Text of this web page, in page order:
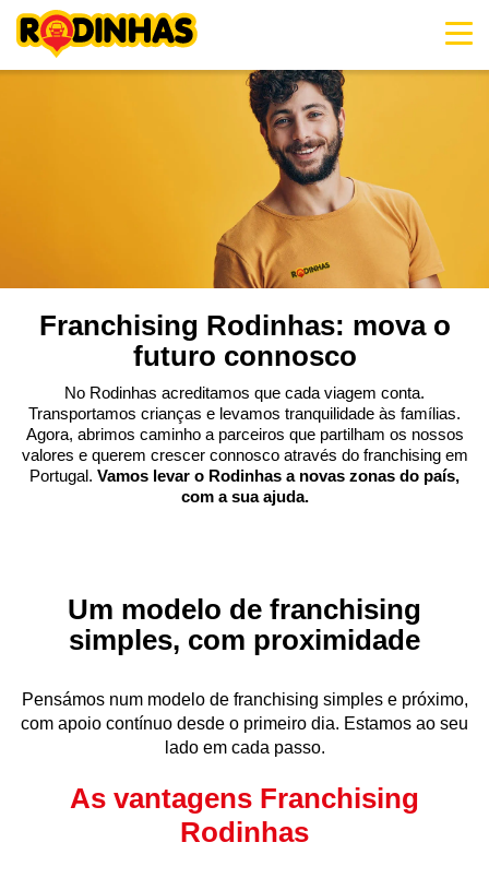
content
Franchising Rodinhas: mova o
futuro connosco
No Rodinhas acreditamos que cada viagem conta.
Transportamos crianças e levamos tranquilidade às famílias.
Agora, abrimos caminho a parceiros que partilham os nossos
valores e querem crescer connosco através do franchising em
Portugal. Vamos levar o Rodinhas a novas zonas do país,
com a sua ajuda.
Um modelo de franchising
simples, com proximidade
Pensámos num modelo de franchising simples e próximo,
com apoio contínuo desde o primeiro dia. Estamos ao seu
lado em cada passo.
As vantagens Franchising
Rodinhas